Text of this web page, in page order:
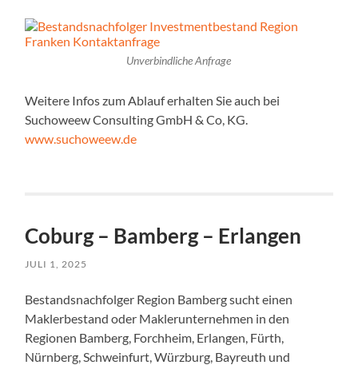
Unverbindliche Anfrage
Weitere Infos zum Ablauf erhalten Sie auch bei
Suchoweew Consulting GmbH & Co, KG.
www.suchoweew.de
Coburg – Bamberg – Erlangen
JULI 1, 2025
Bestandsnachfolger Region Bamberg sucht einen
Maklerbestand oder Maklerunternehmen in den
Regionen Bamberg, Forchheim, Erlangen, Fürth,
Nürnberg, Schweinfurt, Würzburg, Bayreuth und